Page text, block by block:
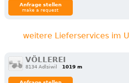
Anfrage stellen
make a request
weitere Lieferservices im
VÖLLEREI
8134 Adlsiwil 1019 m